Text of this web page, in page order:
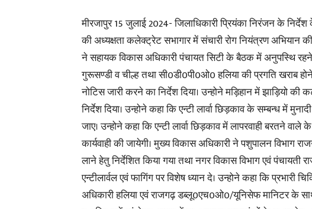
मीरजापुर 15 जुलाई 2024- जिलाधिकारी प्रियंका निरंजन के
की अध्यक्षता कलेक्ट्रेट सभागार में संचारी रोग नियंत्रण
नेसहायक विकास अधिकारी पंचायत सिटी के बैठक में अनुपस्थि
गुरूसण्डी व चील्ह तथा सी0डी0पी0ओ0 हलिया की प्रगति खराब
नोटिस जारी करने का निर्देश दिया। उन्होने मड़िहान में झाड़ियो की
निर्देश दिया। उन्होने कहा कि एन्टी लार्वा छिड़काव के सम्बन्ध में
जाए। उन्होने कहा कि एन्टी लार्वा छिड़काव में लापरवाही बरतने वाले
कार्यवाही की जायेगी। मुख्य विकास अधिकारी ने पशुपालन विभाग
लाने हेतु निर्देशित किया गया तथा नगर विकास विभाग एवं पंचायती
एन्टीलार्वल एवं फागिंग पर विशेष ध्यान दे। उन्होने कहा कि प्रभारी
अधिकारी हलिया एवं राजगढ़ डब्लू0एच0ओ0/यूनिसेफ मानिटर के